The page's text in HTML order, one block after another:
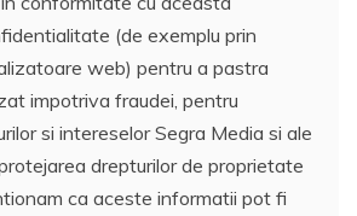
(de exemplu prin
web) pentru a pastra
impotriva fraudei, pentru
si intereselor Segra Media si ale
drepturilor de proprietate
ca aceste informatii pot fi